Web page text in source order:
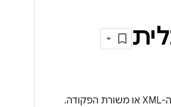
אפשרויות טיפוסיות ב-Tradefed מאפשרות לקבל מידע נוסף ממחלקות בדיקה מהגדרת ה-XML או משורת הפקודה.